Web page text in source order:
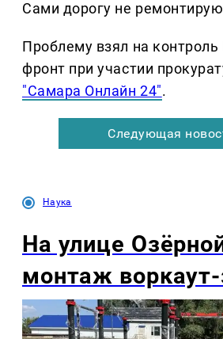
Сами дорогу не
Проблему взял на
фронт при участии
"Самара Онлайн 24".
Следующая
Наука
На улице
монтаж